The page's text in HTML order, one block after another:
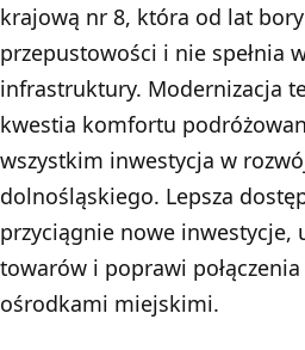
krajową nr 8, która od lat
przepustowości i nie spełnia
infrastruktury. Modernizacja
kwestia komfortu
wszystkim inwestycja w
dolnośląskiego. Lepsza
przyciągnie nowe inwestycje,
towarów i poprawi
ośrodkami miejskimi.